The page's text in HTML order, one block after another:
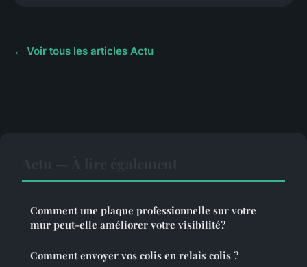
← Voir tous les articles Actu
Comment une plaque professionnelle sur votre
mur peut-elle améliorer votre visibilité?
Comment envoyer vos colis en relais colis ?